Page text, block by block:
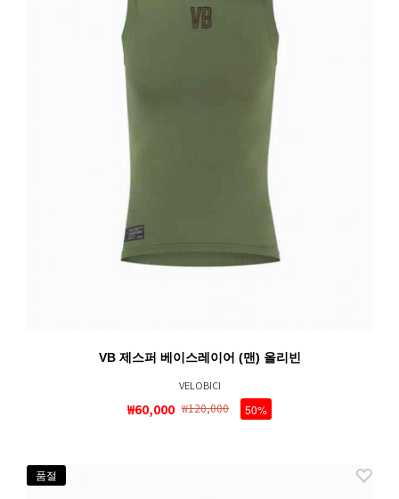
VB 제스퍼 베이스레이어 (맨) 올리빈
VELOBICI
₩60,000 ₩120,000 50%
품절